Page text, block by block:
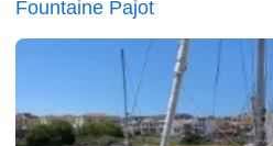
Fountaine Pajot